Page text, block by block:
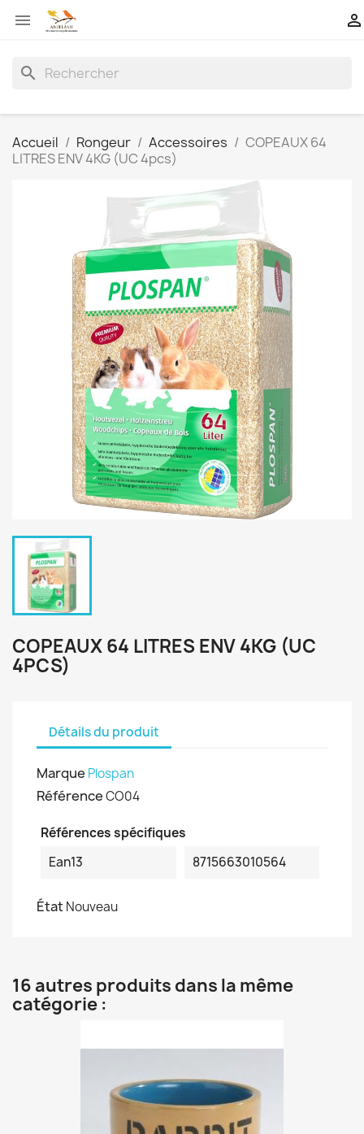
 
search
Accueil Rongeur Accessoires
COPEAUX 64
LITRES ENV 4KG (UC 4pcs)
COPEAUX 64 LITRES ENV 4KG (UC
4PCS)
Détails du produit
Marque Plospan
RéférenceCO04
Références spécifiques
Ean13
8715663010564
ÉtatNouveau
16 autres produits dans la même
catégorie :